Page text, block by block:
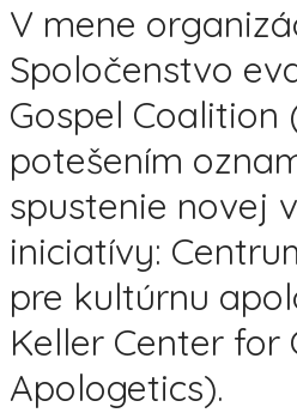
V mene
Spoločenstvo
Gospel Coalition
potešením
spustenie novej
iniciatívy:
pre kultúrnu
Keller Center for
Apologetics).